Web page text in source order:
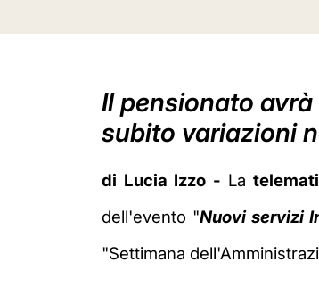
Il pensionato
subito variazioni
di Lucia Izzo - La
dell'evento "Nuovi servizi
"Settimana